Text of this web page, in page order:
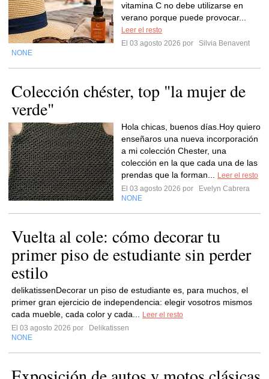
vitamina C no debe utilizarse en
verano porque puede provocar...
Leer el resto
El 03 agosto 2026 por
Silvia Benavent
NONE
Colección chéster, top "la mujer de
verde"
Hola chicas, buenos días.Hoy quiero
enseñaros una nueva incorporación
a mi colección Chester, una
colección en la que cada una de las
prendas que la forman...
Leer el resto
El 03 agosto 2026 por
Evelyn Cabrera
NONE
Vuelta al cole: cómo decorar tu
primer piso de estudiante sin perder
estilo
delikatissenDecorar un piso de estudiante es, para muchos, el
primer gran ejercicio de independencia: elegir vosotros mismos
cada mueble, cada color y cada...
Leer el resto
El 03 agosto 2026 por
Delikatissen
NONE